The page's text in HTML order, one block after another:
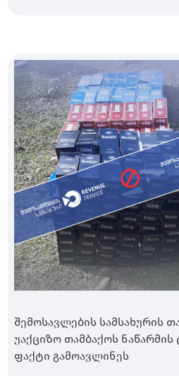
შემოსავლების სამსახურის
უაქციზო თამბაქოს
ფაქტი გამოავლინეს